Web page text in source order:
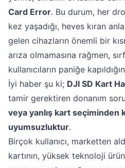
Card Error. Bu durum, her
kez yaşadığı, heves kıran
gelen cihazların önemli bir
arıza olmamasına rağmen,
kullanıcıların paniğe
İyi haber şu ki; DJI SD Kart
tamir gerektiren donanım
veya yanlış kart seçiminden
uyumsuzluktur.
Birçok kullanıcı, marketten
kartının, yüksek teknoloji